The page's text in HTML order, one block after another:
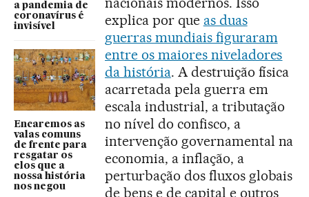
a pandemia de
coronavírus é
invisível
Encaremos as
valas comuns
de frente para
resgatar os
elos que a
nossa história
nos negou
explica por que as duas
guerras mundiais figuraram
entre os maiores niveladores
da história. A destruição física
acarretada pela guerra em
escala industrial, a tributação
no nível do confisco, a
intervenção governamental na
economia, a inflação, a
perturbação dos fluxos globais
de bens e de capital e outros